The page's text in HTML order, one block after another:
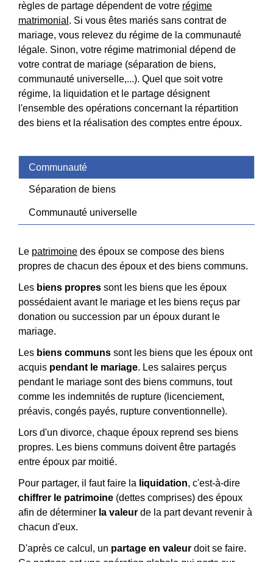
règles de partage dépendent de votre régime
matrimonial . Si vous êtes mariés sans contrat de
mariage, vous relevez du régime de la communauté
légale. Sinon, votre régime matrimonial dépend de
votre contrat de mariage (séparation de biens,
communauté universelle,...). Quel que soit votre
régime, la liquidation et le partage désignent
l'ensemble des opérations concernant la répartition
des biens et la réalisation des comptes entre époux.
Communauté
Séparation de biens
Communauté universelle
Le patrimoine des époux se compose des biens
propres de chacun des époux et des biens communs.
Les biens propres sont les biens que les époux
possédaient avant le mariage et les biens reçus par
donation ou succession par un époux durant le
mariage.
Les biens communs sont les biens que les époux ont
acquis pendant le mariage. Les salaires perçus
pendant le mariage sont des biens communs, tout
comme les indemnités de rupture (licenciement,
préavis, congés payés, rupture conventionnelle).
Lors d'un divorce, chaque époux reprend ses biens
propres. Les biens communs doivent être partagés
entre époux par moitié.
Pour partager, il faut faire la liquidation, c'est-à-dire
chiffrer le patrimoine (dettes comprises) des époux
afin de déterminer la valeur de la part devant revenir à
chacun d'eux.
D'après ce calcul, un partage en valeur doit se faire.